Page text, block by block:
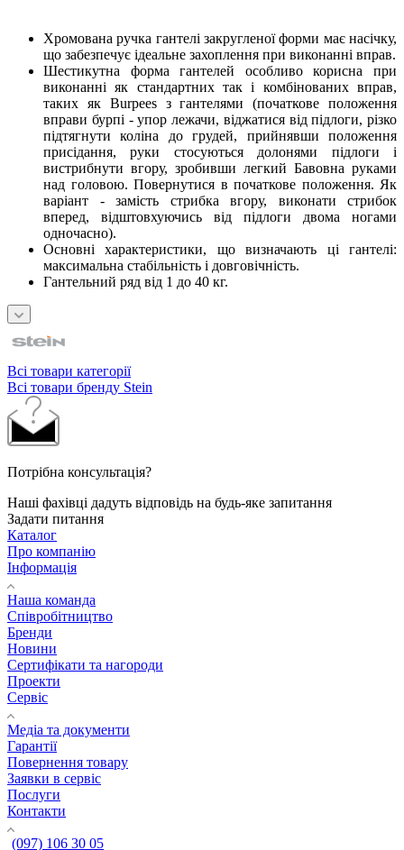
Хромована ручка гантелі закругленої форми має насічку,
що забезпечує ідеальне захоплення при виконанні вправ.
Шестикутна форма гантелей особливо корисна при
виконанні як стандартних так і комбінованих вправ,
таких як Burpees з гантелями (початкове положення
вправи бурпі - упор лежачи, віджатися від підлоги, різко
підтягнути коліна до грудей, прийнявши положення
присідання, руки стосуються долонями підлоги і
вистрибнути вгору, зробивши легкий Бавовна руками
над головою. Повернутися в початкове положення. Як
варіант - замість стрибка вгору, виконати стрибок
вперед, відштовхуючись від підлоги двома ногами
одночасно).
Основні характеристики, що визначають ці гантелі:
максимальна стабільність і довговічність.
Гантельний ряд від 1 до 40 кг.
Всі товари категорії
Всі товари бренду Stein
Потрібна консультація?
Наші фахівці дадуть відповідь на будь-яке запитання
Задати питання
Каталог
Про компанію
Інформація
Наша команда
Співробітництво
Бренди
Новини
Сертифікати та нагороди
Проекти
Сервіс
Медіа та документи
Гарантії
Повернення товару
Заявки в сервіс
Послуги
Контакти
(097) 106 30 05